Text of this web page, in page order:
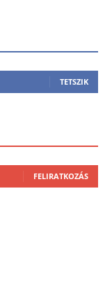
TETSZIK
FELIRATKOZÁS